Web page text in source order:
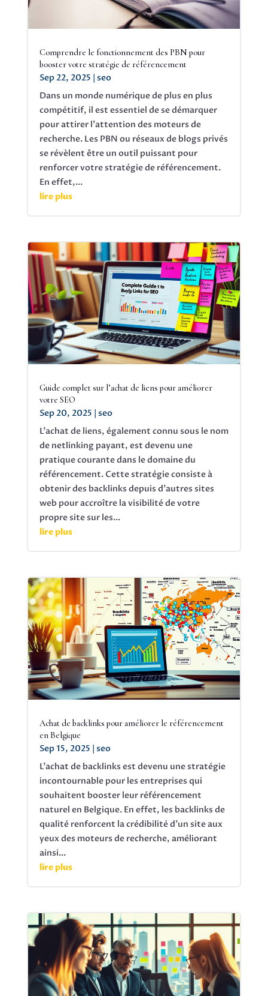
Comprendre le fonctionnement des PBN pour
booster votre stratégie de référencement
Sep 22, 2025 | seo
Dans un monde numérique de plus en plus
compétitif, il est essentiel de se démarquer
pour attirer l'attention des moteurs de
recherche. Les PBN ou réseaux de blogs privés
se révèlent être un outil puissant pour
renforcer votre stratégie de référencement.
En effet,...
lire plus
Guide complet sur l’achat de liens pour améliorer
votre SEO
Sep 20, 2025 | seo
L'achat de liens, également connu sous le nom
de netlinking payant, est devenu une
pratique courante dans le domaine du
référencement. Cette stratégie consiste à
obtenir des backlinks depuis d'autres sites
web pour accroître la visibilité de votre
propre site sur les...
lire plus
Achat de backlinks pour améliorer le référencement
en Belgique
Sep 15, 2025 | seo
L'achat de backlinks est devenu une stratégie
incontournable pour les entreprises qui
souhaitent booster leur référencement
naturel en Belgique. En effet, les backlinks de
qualité renforcent la crédibilité d'un site aux
yeux des moteurs de recherche, améliorant
ainsi...
lire plus